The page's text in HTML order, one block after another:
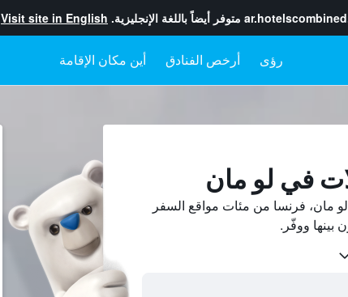
متوفر أيضاً باللغة الإنجليزية. Visit site in English
رؤى أرخص الفنادق أين مكان الإقامة
في لو مان
مان، فرنسا من مئات مواقع السفر